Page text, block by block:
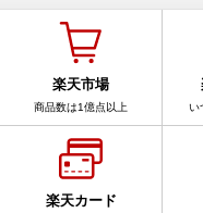
楽天市場
商品数は1億点以上 い
楽天カード